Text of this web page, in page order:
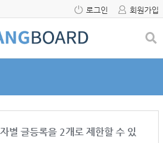
로그인 회원가입
별 글등록을 2개로 제한할 수 있